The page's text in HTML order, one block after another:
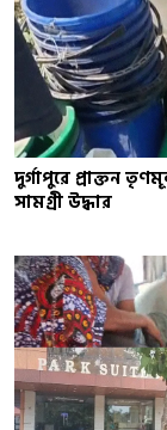
দুর্গাপুরে প্রাক্তন
সামগ্রী উদ্ধার